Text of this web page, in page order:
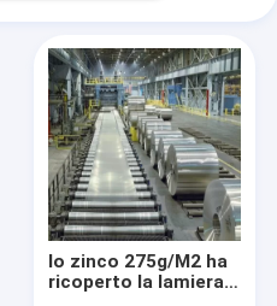
lo zinco 275g/M2 ha
ricoperto la lamiera